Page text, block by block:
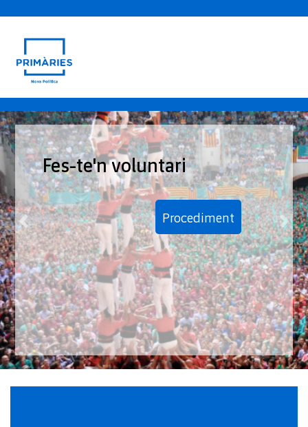
Fes-te'n voluntari
Procediment
Previous Next